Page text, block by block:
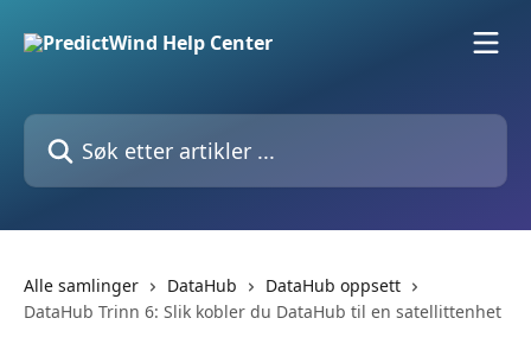
Søk etter artikler ...
Alle samlinger DataHub
DataHub oppsett
DataHub Trinn 6: Slik kobler du DataHub til en satellittenhet